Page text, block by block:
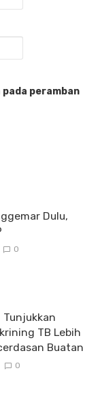
pada peramban
Dulu,
0
Tunjukkan
TB Lebih
Buatan
0